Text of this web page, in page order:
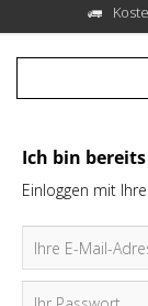
Ich bin
Einloggen mit